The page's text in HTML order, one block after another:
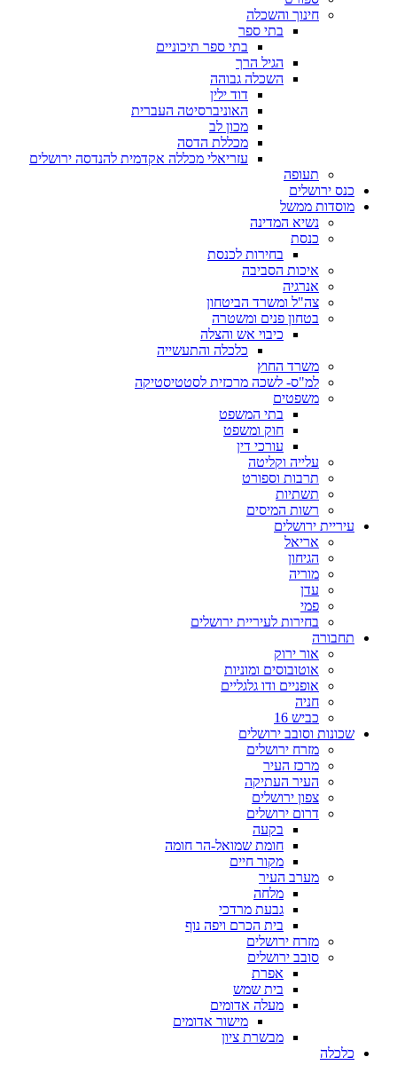
חינוך והשכלה
בתי ספר
בתי ספר תיכוניים
הגיל הרך
השכלה גבוהה
דוד ילין
האוניברסיטה העברית
מכון לב
מכללת הדסה
עזריאלי מכללה אקדמית להנדסה ירושלים
ירושלים
ממשל
נשיא המדינה
בחירות לכנסת
איכות הסביבה
צה"ל ומשרד הביטחון
בטחון פנים ומשטרה
כיבוי אש והצלה
כלכלה והתעשייה
משרד החוץ
למ"ס- לשכה מרכזית לסטטיסטיקה
משפטים
בתי המשפט
חוק ומשפט
עורכי דין
עלייה וקליטה
תרבות וספורט
תשתיות
רשות המיסים
ירושלים
בחירות לעיריית ירושלים
אור ירוק
אוטובוסים ומוניות
אופניים ודו גלגליים
וסובב ירושלים
מזרח ירושלים
מרכז העיר
העיר העתיקה
צפון ירושלים
דרום ירושלים
חומת שמואל-הר חומה
מקור חיים
מערב העיר
גבעת מרדכי
בית הכרם ויפה נוף
מזרח ירושלים
סובב ירושלים
בית שמש
מעלה אדומים
מישור אדומים
מבשרת ציון